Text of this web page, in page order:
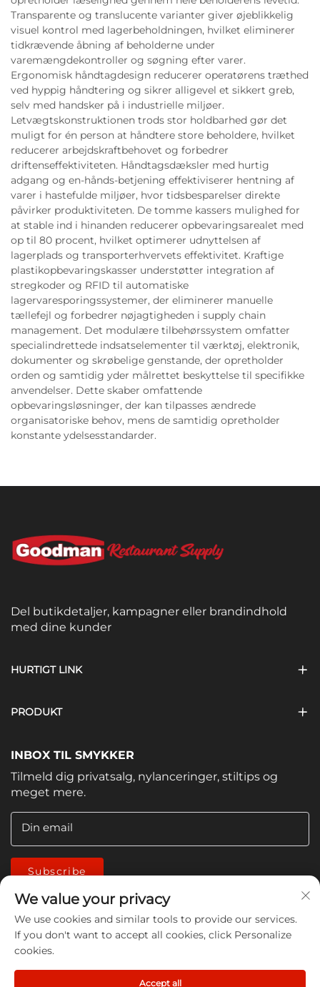
Transparente og translucente varianter giver øjeblikkelig
visuel kontrol med lagerbeholdningen, hvilket eliminerer
tidkrævende åbning af beholderne under
varemængdekontroller og søgning efter varer.
Ergonomisk håndtagdesign reducerer operatørens træthed
ved hyppig håndtering og sikrer alligevel et sikkert greb,
selv med handsker på i industrielle miljøer.
Letvægtskonstruktionen trods stor holdbarhed gør det
muligt for én person at håndtere store beholdere, hvilket
reducerer arbejdskraftbehovet og forbedrer
driftenseffektiviteten. Håndtagsdæksler med hurtig
adgang og en-hånds-betjening effektiviserer hentning af
varer i hastefulde miljøer, hvor tidsbesparelser direkte
påvirker produktiviteten. De tomme kassers mulighed for
at stable ind i hinanden reducerer opbevaringsarealet med
op til 80 procent, hvilket optimerer udnyttelsen af
lagerplads og transporterhvervets effektivitet. Kraftige
plastikopbevaringskasser understøtter integration af
stregkoder og RFID til automatiske
lagervaresporingssystemer, der eliminerer manuelle
tællefejl og forbedrer nøjagtigheden i supply chain
management. Det modulære tilbehørssystem omfatter
specialindrettede indsatselementer til værktøj, elektronik,
dokumenter og skrøbelige genstande, der opretholder
orden og samtidig yder målrettet beskyttelse til specifikke
anvendelser. Dette skaber omfattende
opbevaringsløsninger, der kan tilpasses ændrede
organisatoriske behov, mens de samtidig opretholder
konstante ydelsesstandarder.
Del butikdetaljer, kampagner eller brandindhold
med dine kunder
HURTIGT LINK
PRODUKT
INBOX TIL SMYKKER
Tilmeld dig privatsalg, nylanceringer, stiltips og
meget mere.
Din email
Subscribe
Copyright © 2026 China Jiangmen Guanwen cleaning
We value your privacy
We use cookies and similar tools to provide our services.
If you don't want to accept all cookies, click Personalize
cookies.
Accept all